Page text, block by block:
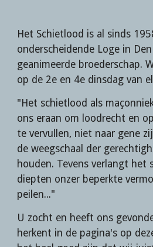
Het Schietlood is al sinds
onderscheidende Loge in
geanimeerde broederschap.
op de 2e en 4e dinsdag van
"Het schietlood als
ons eraan om loodrecht en
te vervullen, niet naar gene
de weegschaal der
houden. Tevens verlangt het
diepten onzer beperkte
peilen..."
U zocht en heeft ons
herkent in de pagina's op